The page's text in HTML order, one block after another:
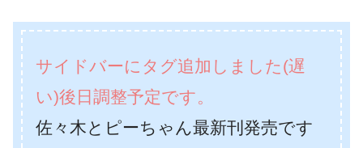
サイドバーにタグ追加しました(遅
い)後日調整予定です。
佐々木とピーちゃん最新刊発売です